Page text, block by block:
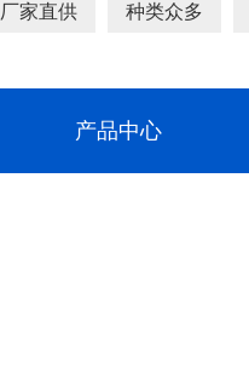
厂家直供 种类众多
产品中心